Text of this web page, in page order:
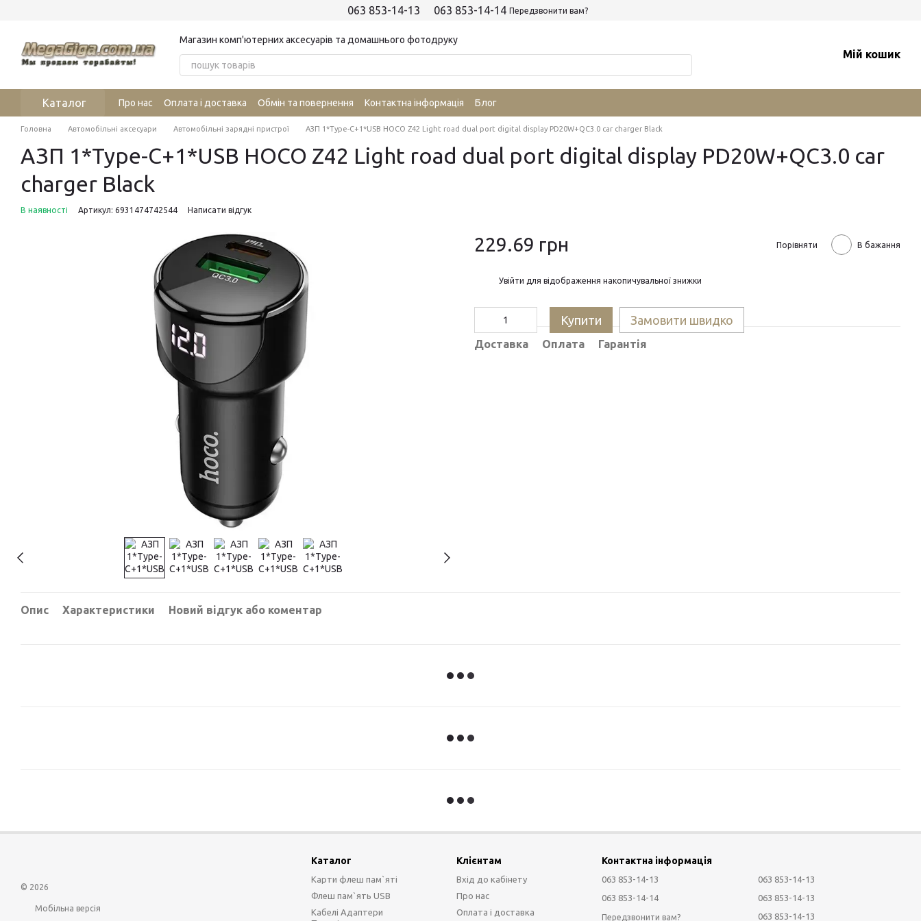
063 853-14-13 063 853-14-14 Передзвонити вам?
Магазин комп'ютерних аксесуарів та домашнього фотодруку
Мій кошик
Каталог Про нас Оплата і доставка Обмін та повернення Контактна інформація Блог
Головна Автомобільні аксесуари Автомобільні зарядні пристрої АЗП 1*Type-C+1*USB HOCO Z42 Light road dual port digital display PD20W+QC3.0 car charger Black
АЗП 1*Type-C+1*USB HOCO Z42 Light road dual port digital display PD20W+QC3.0 car
charger Black
В наявності Артикул: 6931474742544 Написати відгук
229.69 грн Порівняти В бажання
Увійти для відображення накопичувальної знижки
Купити Замовити швидко
Доставка Оплата Гарантія
Опис Характеристики Новий відгук або коментар
© 2026
Мобільна версія
Каталог
Карти флеш пам`яті
Флеш пам`ять USB
Кабелі Адаптери
Клієнтам
Вхід до кабінету
Про нас
Оплата і доставка
Контактна інформація
063 853-14-13
063 853-14-14
Передзвонити вам?
063 853-14-13
063 853-14-13
063 853-14-13